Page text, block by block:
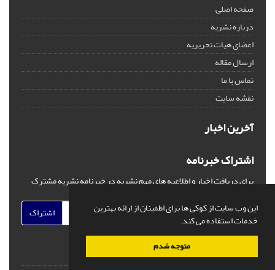
این وب سایت از کوکی ها برای اطمینان از ارائه بهترین
خدمات استفاده می کند.
متوجه شدم
صفحه اصلی
درباره نشریه
اعضای هیات تحریریه
ارسال مقاله
تماس با ما
نقشه سایت
آخرین اخبار
اشتراک خبرنامه
برای دریافت اخبار و اطلاعیه های مهم نشریه در خبرنامه نشریه مشترک
اشتراک